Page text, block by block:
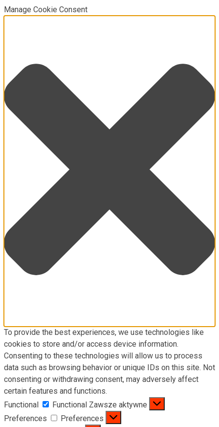
Manage Cookie Consent
To provide the best experiences, we use technologies like
cookies to store and/or access device information.
Consenting to these technologies will allow us to process
data such as browsing behavior or unique IDs on this site. Not
consenting or withdrawing consent, may adversely affect
certain features and functions.
Functional
Functional Zawsze aktywne
Preferences
Preferences